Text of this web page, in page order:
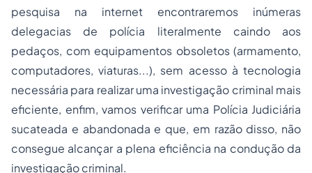
pesquisa na internet encontraremos inúmeras
delegacias de polícia literalmente caindo aos
pedaços, com equipamentos obsoletos (armamento,
computadores, viaturas...), sem acesso à tecnologia
necessária para realizar uma investigação criminal mais
eficiente, enfim, vamos verificar uma Polícia Judiciária
sucateada e abandonada e que, em razão disso, não
consegue alcançar a plena eficiência na condução da
investigação criminal.